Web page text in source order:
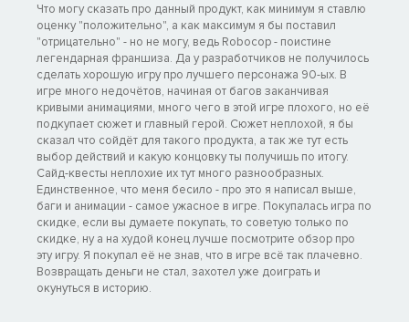
Что могу сказать про данный продукт, как минимум я ставлю
оценку "положительно", а как максимум я бы поставил
"отрицательно" - но не могу, ведь Robocop - поистине
легендарная франшиза. Да у разработчиков не получилось
сделать хорошую игру про лучшего персонажа 90-ых. В
игре много недочётов, начиная от багов заканчивая
кривыми анимациями, много чего в этой игре плохого, но её
подкупает сюжет и главный герой. Сюжет неплохой, я бы
сказал что сойдёт для такого продукта, а так же тут есть
выбор действий и какую концовку ты получишь по итогу.
Сайд-квесты неплохие их тут много разнообразных.
Единственное, что меня бесило - про это я написал выше,
баги и анимации - самое ужасное в игре. Покупалась игра по
скидке, если вы думаете покупать, то советую только по
скидке, ну а на худой конец лучше посмотрите обзор про
эту игру. Я покупал её не знав, что в игре всё так плачевно.
Возвращать деньги не стал, захотел уже доиграть и
окунуться в историю.